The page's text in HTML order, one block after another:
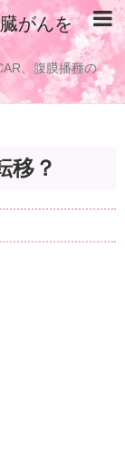
がんを
、腹膜播種の
移？